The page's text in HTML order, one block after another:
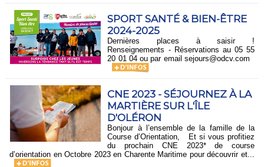
SPORT SANTÉ & BIEN-ÊTRE
2024-2025
Dernières places à saisir !
Renseignements - Réservations au 05 55
20 01 04 ou par email sejours@odcv.com
CNE 2023 - SÉJOURNEZ À LA
MARTIÈRE SUR L'ÎLE
D'OLÉRON
Bonjour à l’ensemble de la famille de la
Course d’Orientation, Et si vous profitiez
du prochain CNE 2023* de course
d’orientation en Octobre 2023 en Charente Maritime pour découvrir et...